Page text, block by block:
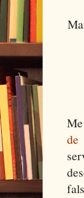
de